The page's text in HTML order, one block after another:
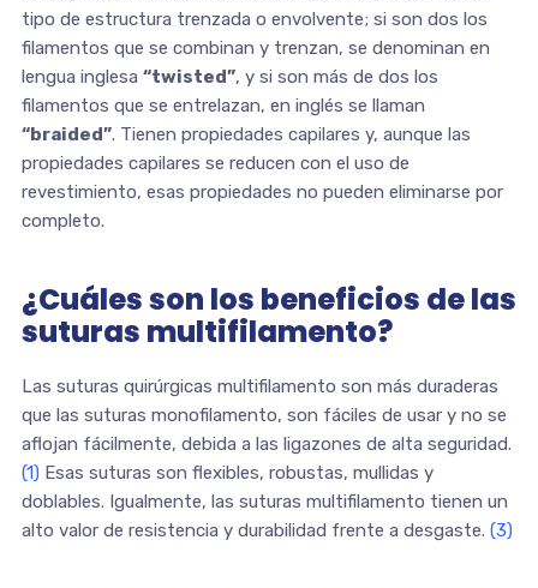
tipo de estructura trenzada o envolvente; si son dos los
filamentos que se combinan y trenzan, se denominan en
lengua inglesa “twisted”, y si son más de dos los
filamentos que se entrelazan, en inglés se llaman
“braided”. Tienen propiedades capilares y, aunque las
propiedades capilares se reducen con el uso de
revestimiento, esas propiedades no pueden eliminarse por
completo.
¿Cuáles son los beneficios de las
suturas multifilamento?
Las suturas quirúrgicas multifilamento son más duraderas
que las suturas monofilamento, son fáciles de usar y no se
aflojan fácilmente, debida a las ligazones de alta seguridad.
(1) Esas suturas son flexibles, robustas, mullidas y
doblables. Igualmente, las suturas multifilamento tienen un
alto valor de resistencia y durabilidad frente a desgaste. (3)